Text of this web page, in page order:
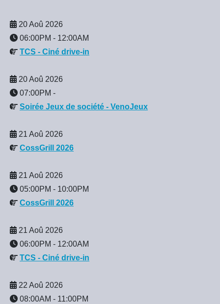
20 Aoû 2026
06:00PM - 12:00AM
TCS - Ciné drive-in
20 Aoû 2026
07:00PM -
Soirée Jeux de société - VenoJeux
21 Aoû 2026
CossGrill 2026
21 Aoû 2026
05:00PM - 10:00PM
CossGrill 2026
21 Aoû 2026
06:00PM - 12:00AM
TCS - Ciné drive-in
22 Aoû 2026
08:00AM - 11:00PM